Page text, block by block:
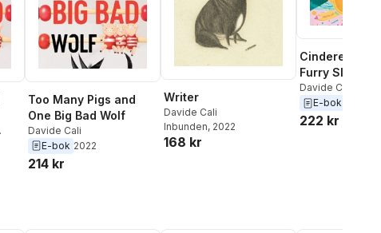
Too Many Pigs and
One Big Bad Wolf
Davide Cali
E-bok 2022
214 kr
Writer
Davide Cali
Inbunden, 2022
168 kr
Cinderella
Furry Slippers
Davide Cali
E-bok
222 kr